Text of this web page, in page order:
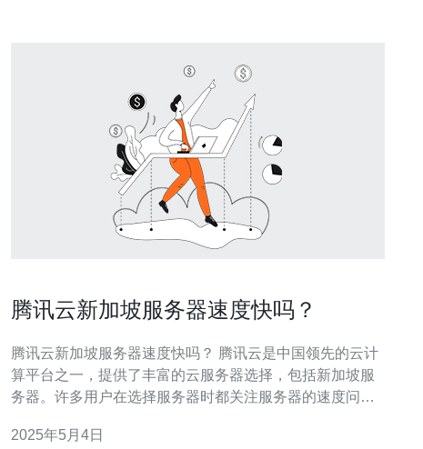
腾讯云新加坡服务器速度快吗？
腾讯云新加坡服务器速度快吗？ 腾讯云是中国领先的云计
算平台之一，提供了丰富的云服务器选择，包括新加坡服
务器。许多用户在选择服务器时都关注服务器的速度问
试腾讯云新加坡服务器的速度，我们使用了一台位于中国
2025年5月4日